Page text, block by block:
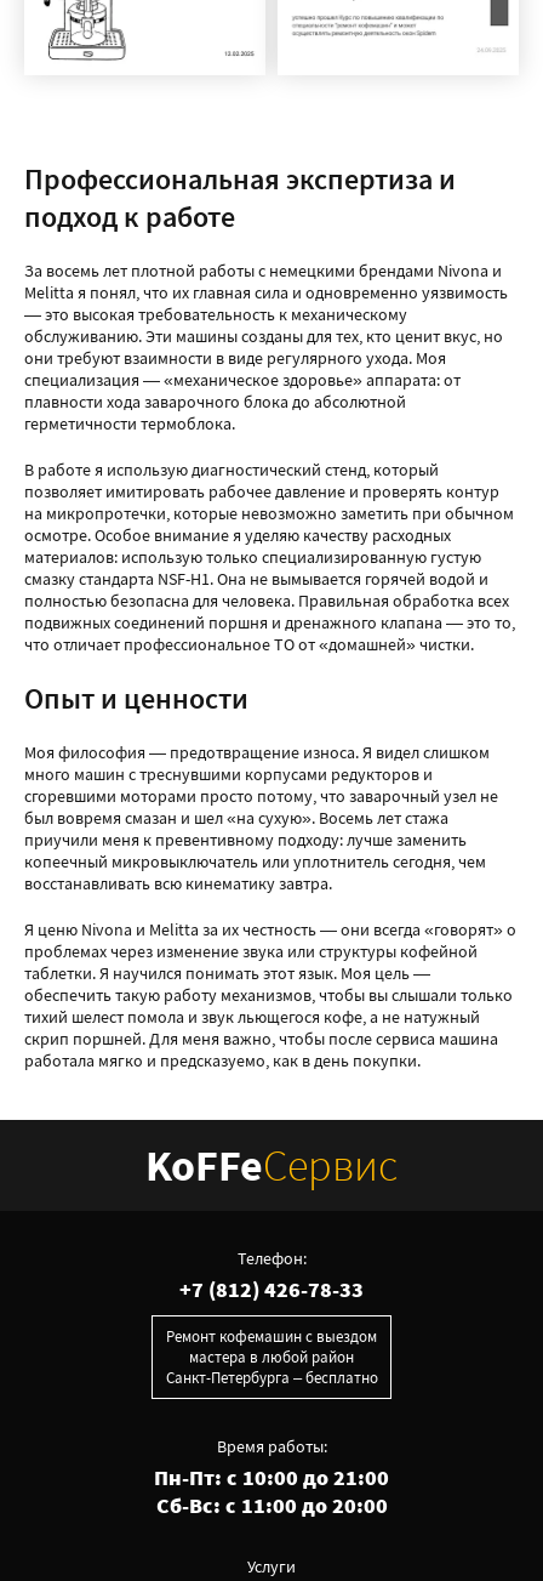
Профессиональная экспертиза и
подход к работе
За восемь лет плотной работы с немецкими брендами Nivona и
Melitta я понял, что их главная сила и одновременно уязвимость
— это высокая требовательность к механическому
обслуживанию. Эти машины созданы для тех, кто ценит вкус, но
они требуют взаимности в виде регулярного ухода. Моя
специализация — «механическое здоровье» аппарата: от
плавности хода заварочного блока до абсолютной
герметичности термоблока.
В работе я использую диагностический стенд, который
позволяет имитировать рабочее давление и проверять контур
на микропротечки, которые невозможно заметить при обычном
осмотре. Особое внимание я уделяю качеству расходных
материалов: использую только специализированную густую
смазку стандарта NSF-H1. Она не вымывается горячей водой и
полностью безопасна для человека. Правильная обработка всех
подвижных соединений поршня и дренажного клапана — это то,
что отличает профессиональное ТО от «домашней» чистки.
Опыт и ценности
Моя философия — предотвращение износа. Я видел слишком
много машин с треснувшими корпусами редукторов и
сгоревшими моторами просто потому, что заварочный узел не
был вовремя смазан и шел «на сухую». Восемь лет стажа
приучили меня к превентивному подходу: лучше заменить
копеечный микровыключатель или уплотнитель сегодня, чем
восстанавливать всю кинематику завтра.
Я ценю Nivona и Melitta за их честность — они всегда «говорят» о
проблемах через изменение звука или структуры кофейной
таблетки. Я научился понимать этот язык. Моя цель —
обеспечить такую работу механизмов, чтобы вы слышали только
тихий шелест помола и звук льющегося кофе, а не натужный
скрип поршней. Для меня важно, чтобы после сервиса машина
работала мягко и предсказуемо, как в день покупки.
KoFFeСервис
Телефон:
+7 (812) 426-78-33
Ремонт кофемашин с выездом
мастера в любой район
Санкт-Петербурга – бесплатно
Время работы:
Пн-Пт: с 10:00 до 21:00
Сб-Вс: с 11:00 до 20:00
Услуги